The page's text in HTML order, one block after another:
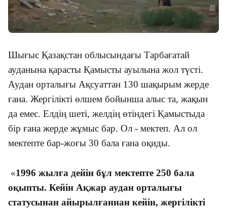
Шығыс Қазақстан облысындағы Тарбағатай
ауданына қарасты Қамысты ауылына жол түсті.
Аудан орталығы Ақсуаттан 130 шақырым жерде
ғана. Жергілікті өлшем бойынша алыс та, жақын
да емес. Елдің шеті, желдің өтіндегі Қамыстыда
бір ғана жерде жұмыс бар. Ол - мектеп. Ал ол
мектепте бар-жоғы 30 бала ғана оқиды.
«1996 жылға дейін бұл мектепте 250 бала
оқыпты. Кейін Ақжар аудан орталығы
статусынан айырылғаннан кейін, жергілікті